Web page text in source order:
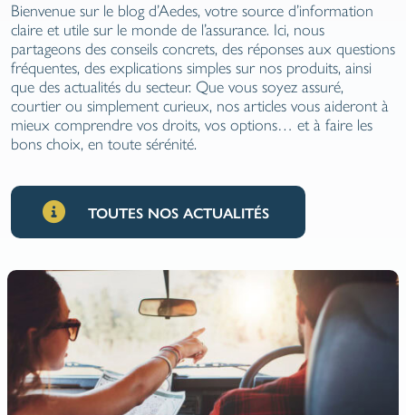
Bienvenue sur le blog d’Aedes, votre source d’information
claire et utile sur le monde de l’assurance. Ici, nous
partageons des conseils concrets, des réponses aux questions
fréquentes, des explications simples sur nos produits, ainsi
que des actualités du secteur. Que vous soyez assuré,
courtier ou simplement curieux, nos articles vous aideront à
mieux comprendre vos droits, vos options… et à faire les
bons choix, en toute sérénité.
TOUTES NOS ACTUALITÉS